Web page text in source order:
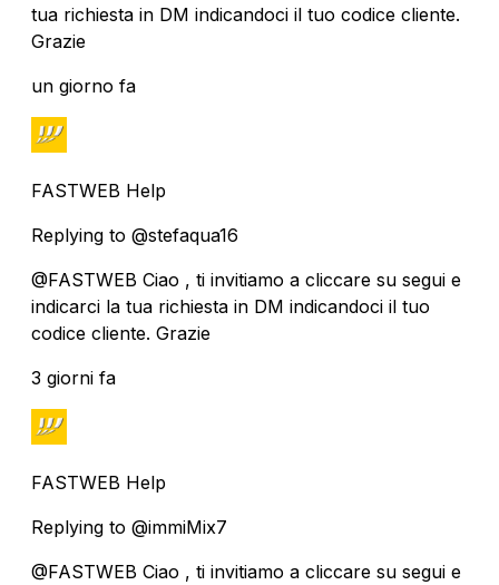
tua richiesta in DM indicandoci il tuo codice cliente.
Grazie
un giorno fa
FASTWEB Help
Replying to @stefaqua16
@FASTWEB Ciao , ti invitiamo a cliccare su segui e
indicarci la tua richiesta in DM indicandoci il tuo
codice cliente. Grazie
3 giorni fa
FASTWEB Help
Replying to @immiMix7
@FASTWEB Ciao , ti invitiamo a cliccare su segui e